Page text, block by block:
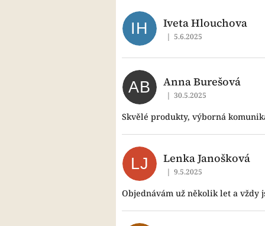
IH Iveta Hlouchova
Hodnocení obchodu je 5
| 5.6.2025
AB Anna Burešová
Hodnocení obchodu je 5
| 30.5.2025
Skvělé produkty, výborná
LJ Lenka Janošková
Hodnocení obchodu je 5
| 9.5.2025
Objednávám už několik let a vždy